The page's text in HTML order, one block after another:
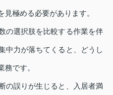
極める必要があります。
の選択肢を比較する作業を伴
中力が落ちてくると、どうし
です。
の誤りが生じると、入居者満